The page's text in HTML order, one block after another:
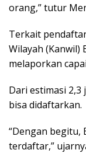
orang,” tutur
Terkait
Wilayah (Kanwil)
melaporkan
Dari estimasi
bisa didaftarkan.
“Dengan begitu,
terdaftar,”